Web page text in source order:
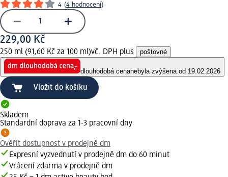
4 (4 hodnocení)
229,00 Kč
250 ml (91,60 Kč za 100 ml)vč. DPH plus poštovné
dlouhodobá cenanebyla zvýšena od 19.02.2026
Vložit do košíku
Skladem
Standardní doprava za 1-3 pracovní dny
Ověřit dostupnost v prodejně dm
Expresní vyzvednutí v prodejně dm do 60 minut
Vrácení zdarma v prodejně dm